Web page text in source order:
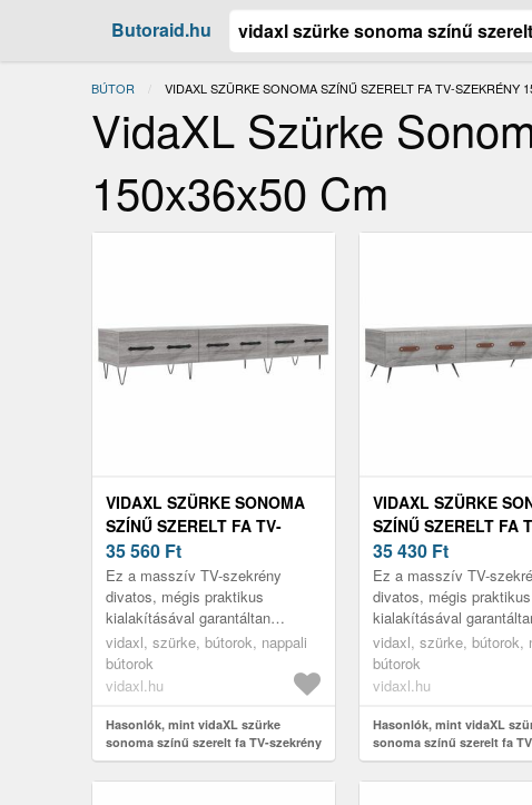
Butoraid.hu
BÚTOR JELENLEGI:
VIDAXL SZÜRKE SONOMA SZÍNŰ SZERELT FA TV-SZEKRÉNY
VidaXL Szürke
150x36x50 Cm
VIDAXL SZÜRKE SONOMA
SZÍNŰ SZERELT FA TV-
SZEKRÉNY 150X36X50 CM
35 560 Ft
Ez a masszív TV-szekrény
divatos, mégis praktikus
kialakításával garantáltan
szobája gyöngyszeme lesz.
vidaxl, szürke, bútorok, nappali
bútorok
vidaxl.hu
Hasonlók, mint vidaXL szürke
sonoma színű szerelt fa TV-szekrény
150x36x50 cm
VIDAXL SZÜRKE
SZÍNŰ SZERELT FA
SZEKRÉNY
35 430 Ft
Ez a masszív TV-
divatos, mégis praktikus
kialakításával
szobája gyöngyszeme
vidaxl, szürke, bútorok,
bútorok
vidaxl.hu
Hasonlók, mint vidaXL
sonoma színű szerelt fa
150x36x50 cm